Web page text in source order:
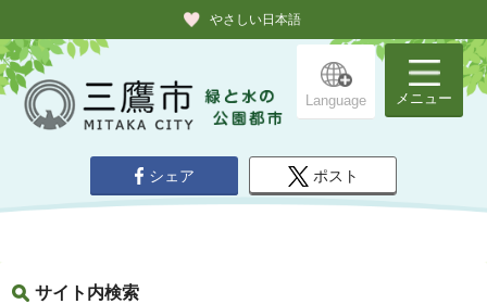
やさしい日本語
Language メニュー
シェア ポスト
サイト内検索